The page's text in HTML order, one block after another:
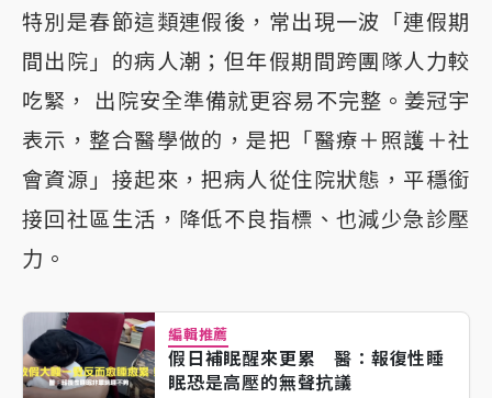
特別是春節這類連假後，常出現一波「連假期
間出院」的病人潮；但年假期間跨團隊人力較
吃緊， 出院安全準備就更容易不完整。姜冠宇
表示，整合醫學做的，是把「醫療＋照護＋社
會資源」接起來，把病人從住院狀態，平穩銜
接回社區生活，降低不良指標、也減少急診壓
力。
編輯推薦
假日補眠醒來更累 醫：報復性睡
眠恐是高壓的無聲抗議